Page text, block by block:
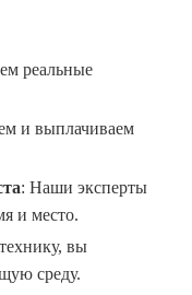
реальные
и выплачиваем
: Наши эксперты
и место.
вы
среду.